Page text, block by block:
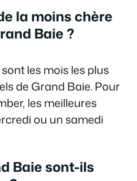
la moins chère
Baie ?
les mois les plus
de Grand Baie. Pour
les meilleures
ou un samedi
Baie sont-ils